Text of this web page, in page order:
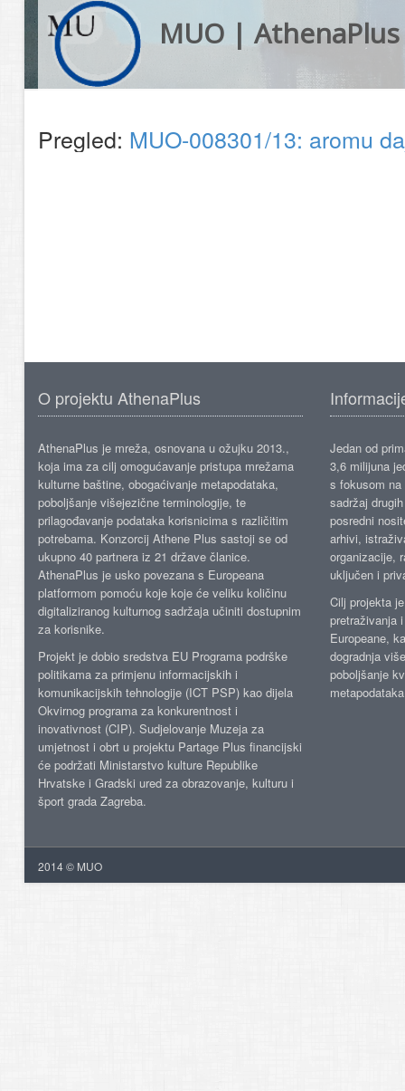
MUO | AthenaPlus
Pregled: MUO-008301/13: aromu
O projektu AthenaPlus
AthenaPlus je mreža, osnovana u ožujku 2013.,
koja ima za cilj omogućavanje pristupa mrežama
kulturne baštine, obogaćivanje metapodataka,
poboljšanje višejezične terminologije, te
prilagođavanje podataka korisnicima s različitim
potrebama. Konzorcij Athene Plus sastoji se od
ukupno 40 partnera iz 21 države članice.
AthenaPlus je usko povezana s Europeana
platformom pomoću koje koje će veliku količinu
digitaliziranog kulturnog sadržaja učiniti dostupnim
za korisnike.
Projekt je dobio sredstva EU Programa podrške
politikama za primjenu informacijskih i
komunikacijskih tehnologije (ICT PSP) kao dijela
Okvirnog programa za konkurentnost i
inovativnost (CIP). Sudjelovanje Muzeja za
umjetnost i obrt u projektu Partage Plus financijski
će podržati Ministarstvo kulture Republike
Hrvatske i Gradski ured za obrazovanje, kulturu i
šport grada Zagreba.
Jedan od
3,6 milijuna
s fokusom
sadržaj
posredni
arhivi,
organizacije,
uključen i
Cilj projekta
pretraživanja
Europeane,
dogradnja
poboljšanje
2014 © MUO